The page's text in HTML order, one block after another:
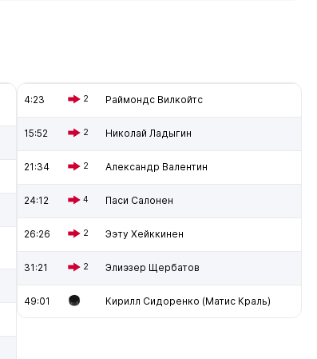
4:23 2 Раймондс Вилкойтс
15:52 2 Николай Ладыгин
21:34 2 Александр Валентин
24:12 4 Паси Салонен
26:26 2 Ээту Хейккинен
31:21 2 Элиэзер Щербатов
49:01 Кирилл Сидоренко (Матис Краль)